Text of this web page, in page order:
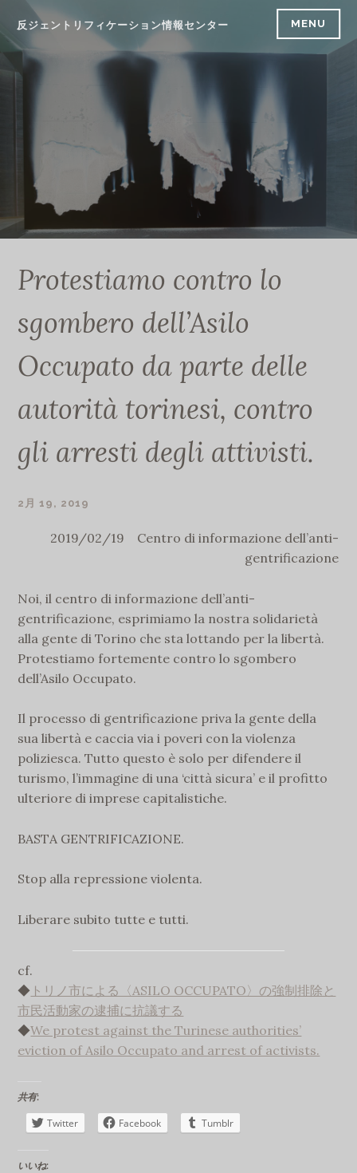
content
反ジェントリフィケーション情報センター MENU
Protestiamo contro lo
sgombero dell’Asilo
Occupato da parte delle
autorità torinesi, contro
gli arresti degli attivisti.
2月 19, 2019
2019/02/19 Centro di informazione dell’anti-
gentrificazione
Noi, il centro di informazione dell’anti-
gentrificazione, esprimiamo la nostra solidarietà
alla gente di Torino che sta lottando per la libertà.
Protestiamo fortemente contro lo sgombero
dell’Asilo Occupato.
Il processo di gentrificazione priva la gente della
sua libertà e caccia via i poveri con la violenza
poliziesca. Tutto questo è solo per difendere il
turismo, l’immagine di una ‘città sicura’ e il profitto
ulteriore di imprese capitalistiche.
BASTA GENTRIFICAZIONE.
Stop alla repressione violenta.
Liberare subito tutte e tutti.
cf.
◆ トリノ市による〈ASILO OCCUPATO〉の強制排除と
市民活動家の逮捕に抗議する
◆We protest against the Turinese authorities’
eviction of Asilo Occupato and arrest of activists.
共有:
Twitter Facebook Tumblr
いいね: